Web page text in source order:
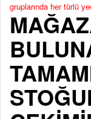
gruplarında her türlü